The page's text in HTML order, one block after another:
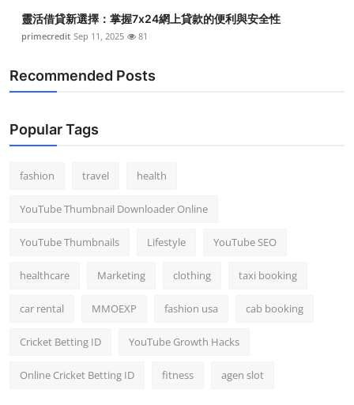
靈活借貸新選擇：掌握7x24網上貸款的便利與安全性
primecredit Sep 11, 2025 81
Recommended Posts
Popular Tags
fashion travel health
YouTube Thumbnail Downloader Online
YouTube Thumbnails Lifestyle YouTube SEO
healthcare Marketing clothing taxi booking
car rental MMOEXP fashion usa cab booking
Cricket Betting ID YouTube Growth Hacks
Online Cricket Betting ID fitness agen slot